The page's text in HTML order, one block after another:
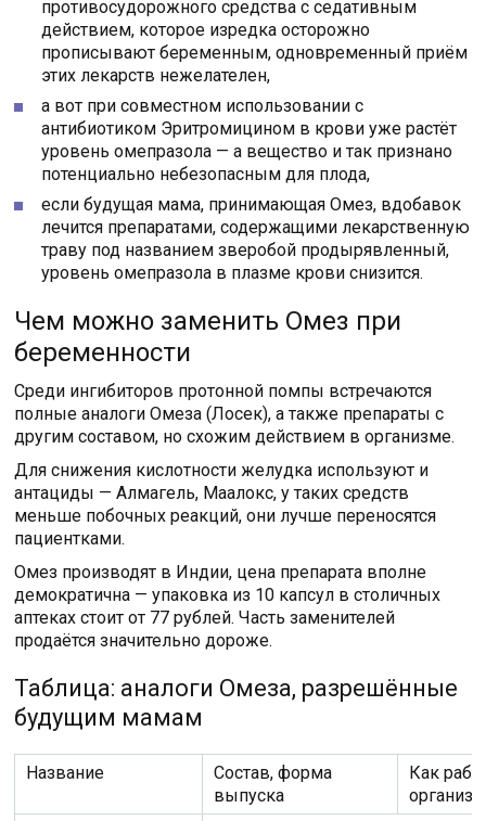
противосудорожного средства с седативным
действием, которое изредка осторожно
прописывают беременным, одновременный приём
этих лекарств нежелателен,
а вот при совместном использовании с
антибиотиком Эритромицином в крови уже растёт
уровень омепразола — а вещество и так признано
потенциально небезопасным для плода,
если будущая мама, принимающая Омез, вдобавок
лечится препаратами, содержащими лекарственную
траву под названием зверобой продырявленный,
уровень омепразола в плазме крови снизится.
Чем можно заменить Омез при
беременности
Среди ингибиторов протонной помпы встречаются
полные аналоги Омеза (Лосек), а также препараты с
другим составом, но схожим действием в организме.
Для снижения кислотности желудка используют и
антациды — Алмагель, Маалокс, у таких средств
меньше побочных реакций, они лучше переносятся
пациентками.
Омез производят в Индии, цена препарата вполне
демократична — упаковка из 10 капсул в столичных
аптеках стоит от 77 рублей. Часть заменителей
продаётся значительно дороже.
Таблица: аналоги Омеза, разрешённые
будущим мамам
Название
Состав, форма
выпуска
Как